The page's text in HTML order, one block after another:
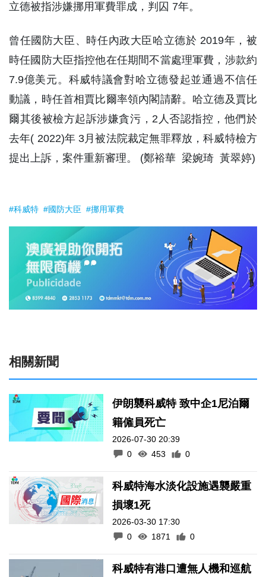
立德被指涉嫌挪用軍費罪成，判囚 7年。
曾任國防大臣、時任內政大臣哈立德於 2019年，被
時任國防大臣指控他在任期間不當處理軍費，涉款約
7.9億美元。科威特議會對哈立德發起並通過不信任
動議，時任首相賈比爾率領內閣請辭。哈立德及賈比
爾其後被檢方起訴涉嫌貪污，2人否認指控，他們於
去年( 2022)年 3月被法院裁定無罪釋放，科威特檢方
提出上訴，案件重新審理。 (鄭裕華 梁婉琦 黃翠婷)
#科威特 #國防大臣 #挪用軍費
相關新聞
伊朗襲科威特 致中企1尼泊爾
籍僱員死亡
2026-07-30 20:39
0
453 0
科威特海水淡化設施遇襲嚴重
損壞1死
2026-03-30 17:30
0
1871 0
科威特有港口遭無人機和巡航